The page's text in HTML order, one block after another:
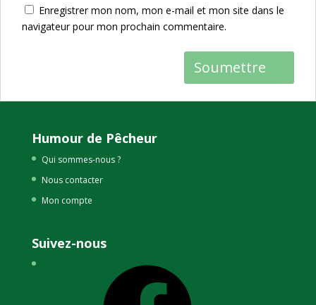
Enregistrer mon nom, mon e-mail et mon site dans le
navigateur pour mon prochain commentaire.
Humour de Pêcheur
Qui sommes-nous ?
Nous contacter
Mon compte
Suivez-nous